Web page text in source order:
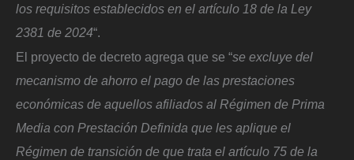
los requisitos establecidos en el artículo 18 de la Ley
2381 de 2024“.
El proyecto de decreto agrega que se “se excluye del
mecanismo de ahorro el pago de las prestaciones
económicas de aquellos afiliados al Régimen de Prima
Media con Prestación Definida que les aplique el
Régimen de transición de que trata el artículo 75 de la